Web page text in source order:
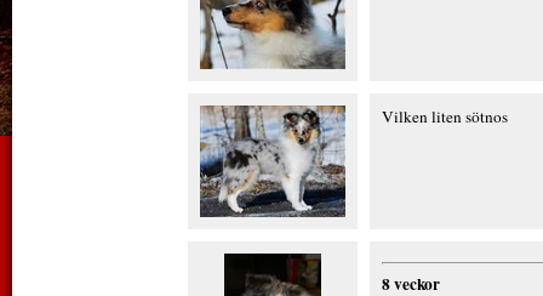
Vilken liten sötnos
8 veckor